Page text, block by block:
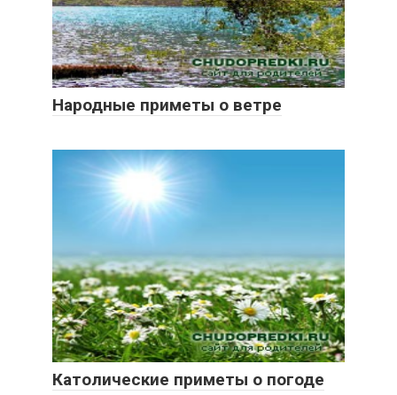
Народные приметы о ветре
Католические приметы о погоде